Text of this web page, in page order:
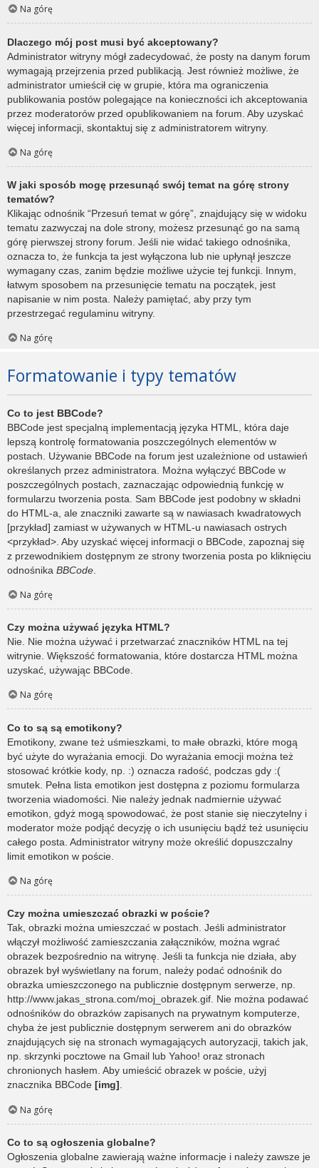
Na górę
Dlaczego mój post musi być akceptowany?
Administrator witryny mógł zadecydować, że posty na danym forum
wymagają przejrzenia przed publikacją. Jest również możliwe, że
administrator umieścił cię w grupie, która ma ograniczenia
publikowania postów polegające na konieczności ich akceptowania
przez moderatorów przed opublikowaniem na forum. Aby uzyskać
więcej informacji, skontaktuj się z administratorem witryny.
Na górę
W jaki sposób mogę przesunąć swój temat na górę strony
tematów?
Klikając odnośnik “Przesuń temat w górę”, znajdujący się w widoku
tematu zazwyczaj na dole strony, możesz przesunąć go na samą
górę pierwszej strony forum. Jeśli nie widać takiego odnośnika,
oznacza to, że funkcja ta jest wyłączona lub nie upłynął jeszcze
wymagany czas, zanim będzie możliwe użycie tej funkcji. Innym,
łatwym sposobem na przesunięcie tematu na początek, jest
napisanie w nim posta. Należy pamiętać, aby przy tym
przestrzegać regulaminu witryny.
Na górę
Formatowanie i typy tematów
Co to jest BBCode?
BBCode jest specjalną implementacją języka HTML, która daje
lepszą kontrolę formatowania poszczególnych elementów w
postach. Używanie BBCode na forum jest uzależnione od ustawień
określanych przez administratora. Można wyłączyć BBCode w
poszczególnych postach, zaznaczając odpowiednią funkcję w
formularzu tworzenia posta. Sam BBCode jest podobny w składni
do HTML-a, ale znaczniki zawarte są w nawiasach kwadratowych
[przykład] zamiast w używanych w HTML-u nawiasach ostrych
<przykład>. Aby uzyskać więcej informacji o BBCode, zapoznaj się
z przewodnikiem dostępnym ze strony tworzenia posta po kliknięciu
odnośnika BBCode
Na górę
Czy można używać języka HTML?
Nie. Nie można używać i przetwarzać znaczników HTML na tej
witrynie. Większość formatowania, które dostarcza HTML można
uzyskać, używając BBCode.
Na górę
Co to są są emotikony?
Emotikony, zwane też uśmieszkami, to małe obrazki, które mogą
być użyte do wyrażania emocji. Do wyrażania emocji można też
stosować krótkie kody, np. :) oznacza radość, podczas gdy :(
smutek. Pełna lista emotikon jest dostępna z poziomu formularza
tworzenia wiadomości. Nie należy jednak nadmiernie używać
emotikon, gdyż mogą spowodować, że post stanie się nieczytelny i
moderator może podjąć decyzję o ich usunięciu bądź też usunięciu
całego posta. Administrator witryny może określić dopuszczalny
limit emotikon w poście.
Na górę
Czy można umieszczać obrazki w poście?
Tak, obrazki można umieszczać w postach. Jeśli administrator
włączył możliwość zamieszczania załączników, można wgrać
obrazek bezpośrednio na witrynę. Jeśli ta funkcja nie działa, aby
obrazek był wyświetlany na forum, należy podać odnośnik do
obrazka umieszczonego na publicznie dostępnym serwerze, np.
http://www.jakas_strona.com/moj_obrazek.gif. Nie można podawać
odnośników do obrazków zapisanych na prywatnym komputerze,
chyba że jest publicznie dostępnym serwerem ani do obrazków
znajdujących się na stronach wymagających autoryzacji, takich jak,
np. skrzynki pocztowe na Gmail lub Yahoo! oraz stronach
chronionych hasłem. Aby umieścić obrazek w poście, użyj
znacznika BBCode [img].
Na górę
Co to są ogłoszenia globalne?
Ogłoszenia globalne zawierają ważne informacje i należy zawsze je